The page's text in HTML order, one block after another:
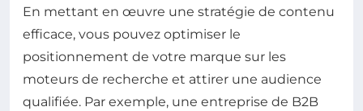
En mettant en œuvre une stratégie de contenu
efficace, vous pouvez optimiser le
positionnement de votre marque sur les
moteurs de recherche et attirer une audience
qualifiée. Par exemple, une entreprise de B2B